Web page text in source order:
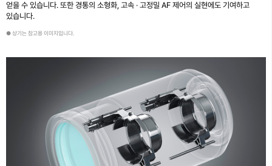
얻을 수 있습니다. 또한 경통의 소형화, 고속 · 고정밀 AF 제어의 실현에도 기여하고
있습니다.
● 상기는 참고용 이미지입니다.